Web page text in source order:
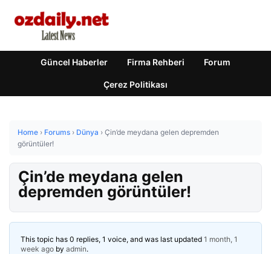
Güncel Haberler Firma Rehberi Forum
Çerez Politikası
Home › Forums › Dünya › Çin’de meydana gelen depremden
görüntüler!
Çin’de meydana gelen
depremden görüntüler!
This topic has 0 replies, 1 voice, and was last updated 1 month, 1
week ago by admin.